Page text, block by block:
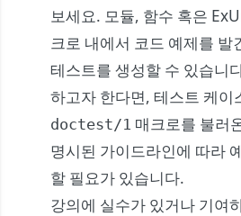
보세요. 모듈, 함수 혹은
크로 내에서 코드 예제를 발
테스트를 생성할 수 있습니
하고자 한다면, 테스트 케이
doctest/1 매크로를 불러
명시된 가이드라인에 따라
할 필요가 있습니다.
강의에 실수가 있거나 기여